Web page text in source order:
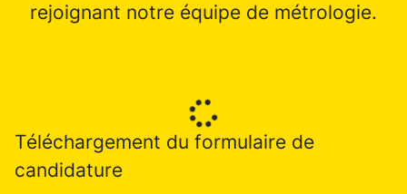
rejoignant notre équipe de métrologie.
Téléchargement du formulaire de
candidature